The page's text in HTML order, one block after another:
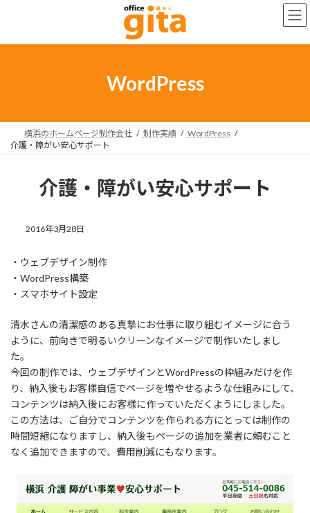
ン
ー
WordPress
横浜のホームページ制作会社 制作実績
WordPress
介護・障がい安心サポート
介護・障がい安心サポート
2016年3月28日
・ウェブデザイン制作
・WordPress構築
・スマホサイト設定
清水さんの清潔感のある真摯にお仕事に取り組むイメージに合う
ように、前向きで明るいクリーンなイメージで制作いたしまし
た。
今回の制作では、ウェブデザインとWordPressの枠組みだけを作
り、納入後もお客様自信でページを増やせるような仕組みにして、
コンテンツは納入後にお客様に作っていただくようにしました。
この方法は、ご自分でコンテンツを作られる方にとっては制作の
時間短縮になりますし、納入後もページの追加を業者に頼むこと
なく追加できますので、費用削減にもなります。